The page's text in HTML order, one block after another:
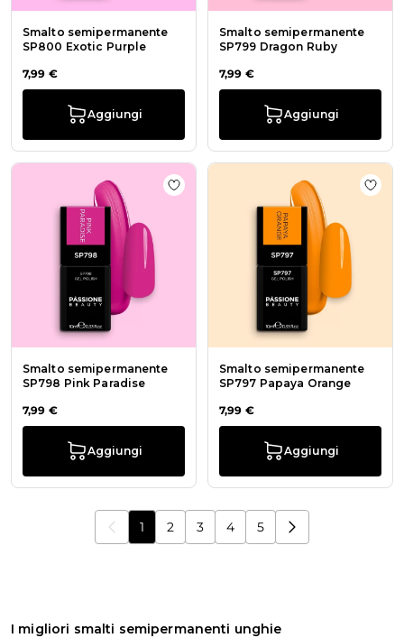
Smalto semipermanente
SP800 Exotic Purple
7,99 €
Aggiungi
Smalto semipermanente
SP799 Dragon Ruby
7,99 €
Aggiungi
Smalto semipermanente
SP798 Pink Paradise
7,99 €
Aggiungi
Aggiungi alla wishlist Smalto
Smalto semipermanente
SP797 Papaya Orange
7,99 €
Aggiungi
Stai leggendo la pagina
1 Pagina
2 Pagina
3 Pagina
4 Pagina
5
I migliori smalti semipermanenti unghie